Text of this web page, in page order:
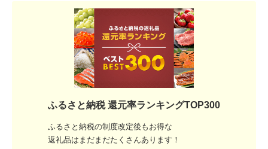
ふるさと納税 還元率ランキングTOP300
ふるさと納税の制度改定後もお得な
返礼品はまだまだたくさんあります！